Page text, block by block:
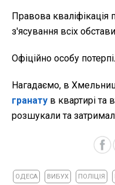
Правова кваліфікація
з'ясування всіх
Офіційно особу
Нагадаємо, в
гранату в квартирі та
розшукали та
ОДЕСА ВИБУХ ПОЛІЦІЯ